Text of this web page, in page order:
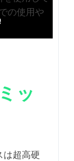
の使用や
ッ
は超高硬